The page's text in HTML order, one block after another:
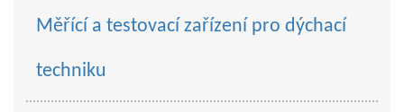
Měřící a testovací zařízení pro dýchací
techniku